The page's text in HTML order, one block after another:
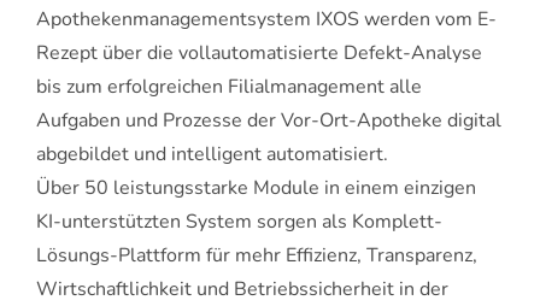
Apothekenmanagementsystem IXOS werden vom E-
Rezept über die vollautomatisierte Defekt-Analyse
bis zum erfolgreichen Filialmanagement alle
Aufgaben und Prozesse der Vor-Ort-Apotheke digital
abgebildet und intelligent automatisiert.
Über 50 leistungsstarke Module in einem einzigen
KI-unterstützten System sorgen als Komplett-
Lösungs-Plattform für mehr Effizienz, Transparenz,
Wirtschaftlichkeit und Betriebssicherheit in der